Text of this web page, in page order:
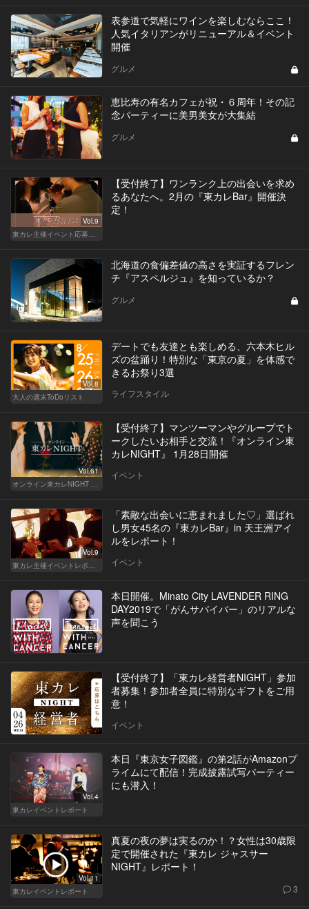
表参道で気軽にワインを楽しむならここ！
人気イタリアンがリニューアル＆イベント
開催
グルメ
恵比寿の有名カフェが祝・６周年！その記
念パーティーに美男美女が大集結
グルメ
Vol.9
【受付終了】ワンランク上の出会いを求め
るあなたへ。2月の『東カレBar』開催決
定！
北海道の食偏差値の高さを実証するフレン
チ『アスペルジュ』を知っているか？
グルメ
Vol.8
大人の週末ToDoリスト
デートでも友達とも楽しめる、六本木ヒル
ズの盆踊り！特別な「東京の夏」を体感で
きるお祭り3選
ライフスタイル
Vol.61
【受付終了】マンツーマンやグループでト
ークしたいお相手と交流！『オンライン東
カレNIGHT』 1月28日開催
イベント
Vol.9
「素敵な出会いに恵まれました♡」選ばれ
し男女45名の『東カレBar』in 天王洲アイ
ルをレポート！
イベント
本日開催。Minato City LAVENDER RING
DAY2019で「がんサバイバー」のリアルな
声を聞こう
【受付終了】「東カレ経営者NIGHT」参加
者募集！参加者全員に特別なギフトをご用
意！
イベント
Vol.4
東カレイベントレポート
本日『東京女子図鑑』の第2話がAmazonプ
ライムにて配信！完成披露試写パーティー
にも潜入！
Vol.11
東カレイベントレポート
真夏の夜の夢は実るのか！？女性は30歳限
定で開催された『東カレ ジャスサー
NIGHT』レポート！
3